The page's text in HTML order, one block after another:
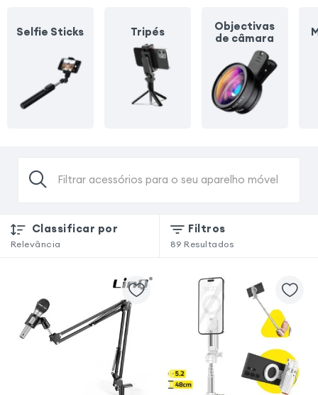
Selfie Sticks Tripés
Objectivas
de câmara
Filtrar acessórios para o seu aparelho móvel
Classificar por
Relevância
Filtros
89 Resultados